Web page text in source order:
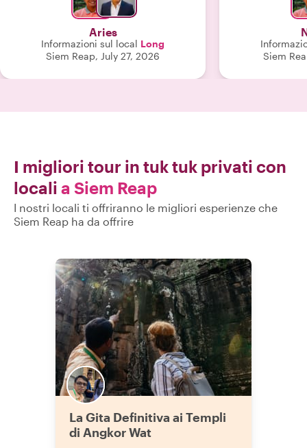
etica del lavoro e la sua gentilezza
hanno brillato per tutta la durata del
tour. È eloquente, affabile e dedito al
servizio clienti. Il signor Long è
vivamente consigliato e gli auguriamo
il meglio. (Un plauso anche al signor
Aries
Informazioni sul local Long
Siem Reap, July 27, 2026
livelli di
dal Canada
caldo e
piogge in
tuo tour con
Siem
I migliori tour in tuk tuk privati con
locali a Siem Reap
I nostri locali ti offriranno le migliori esperienze che
Siem Reap ha da offrire
La Gita Definitiva ai Templi
di Angkor Wat